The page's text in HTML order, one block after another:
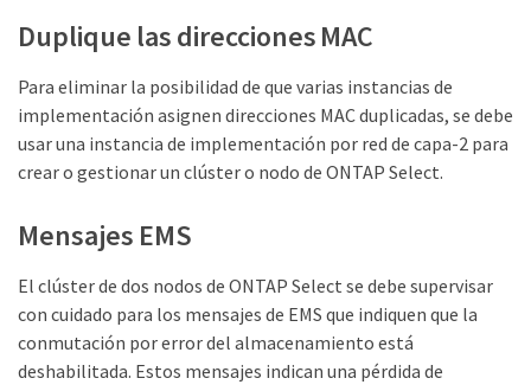
Duplique las direcciones MAC
Para eliminar la posibilidad de que varias instancias de
implementación asignen direcciones MAC duplicadas, se debe
usar una instancia de implementación por red de capa-2 para
crear o gestionar un clúster o nodo de ONTAP Select.
Mensajes EMS
El clúster de dos nodos de ONTAP Select se debe supervisar
con cuidado para los mensajes de EMS que indiquen que la
conmutación por error del almacenamiento está
deshabilitada. Estos mensajes indican una pérdida de